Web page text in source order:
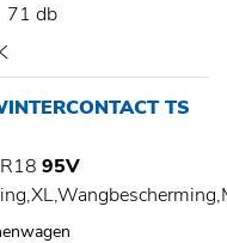
71 db
TS
95V